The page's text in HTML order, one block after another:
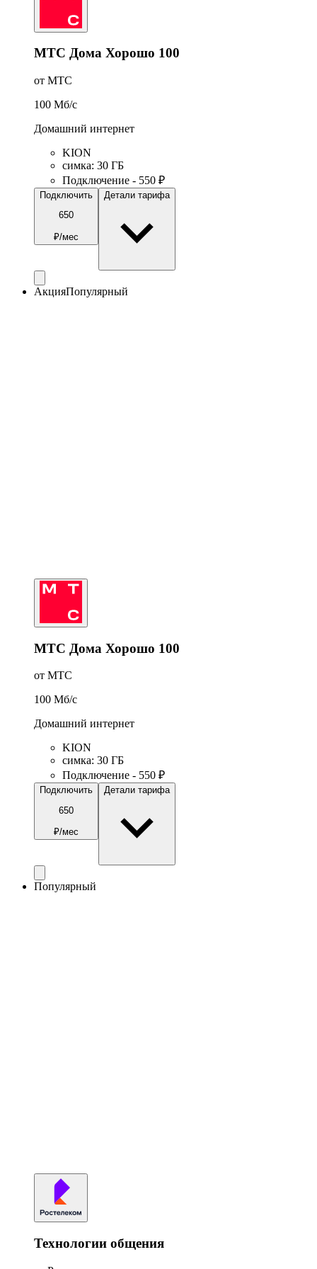
МТС Дома Хорошо 100
от МТС
100 Мб/c
Домашний интернет
KION
симка: 30 ГБ
Подключение - 550 ₽
Подключить
650
₽/мес
Детали тарифа
АкцияПопулярный
МТС Дома Хорошо 100
от МТС
100 Мб/c
Домашний интернет
KION
симка: 30 ГБ
Подключение - 550 ₽
Подключить
650
₽/мес
Детали тарифа
Популярный
Технологии общения